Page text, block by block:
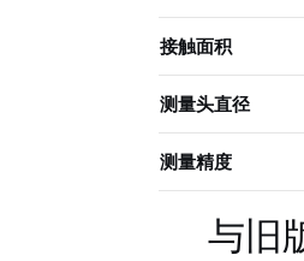
接触面积
测量头直径
测量精度
与旧